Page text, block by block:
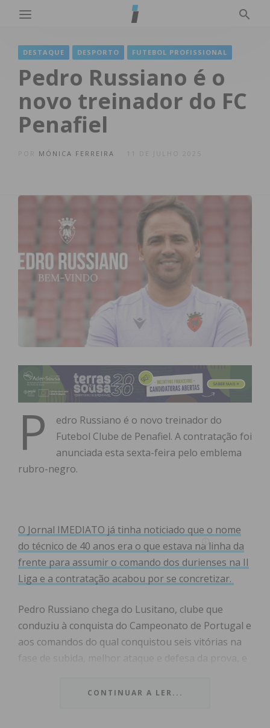
DESTAQUE DESPORTO FUTEBOL PROFISSIONAL
Pedro Russiano é o
novo treinador do FC
Penafiel
MÓNICA FERREIRA
P
edro Russiano é o novo treinador do
Futebol Clube de Penafiel. A contratação foi
anunciada esta sexta-feira pelo emblema
rubro-negro.
O Jornal IMEDIATO já tinha noticiado que o nome
do técnico de 40 anos era o que estava na linha da
frente para assumir o comando dos durienses na II
Liga e a contratação acabou por se concretizar.
Pedro Russiano chega do Lusitano, clube que
conduziu à conquista do Campeonato de Portugal e
aos comandos do qual conquistou seis vitórias na
fase de subida, melhor ataque e defesa da prova, e
Guimarães B. Na Taça de Portugal, a equipa
CONTINUAR A LER...